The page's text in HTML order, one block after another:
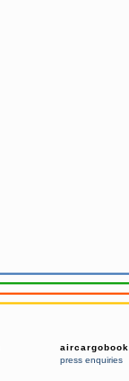
aircargobook
press enquiries